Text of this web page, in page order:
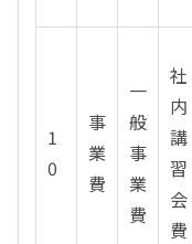
1
0
事
業
費
一
般
事
業
費
社
内
講
習
会
費